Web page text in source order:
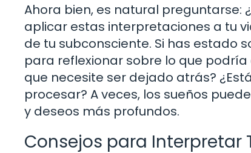
Ahora bien, es natural preguntarse:
aplicar estas interpretaciones a tu
de tu subconsciente. Si has estado
para reflexionar sobre lo que
que necesite ser dejado atrás?
procesar? A veces, los sueños
y deseos más profundos.
Consejos para Interpretar